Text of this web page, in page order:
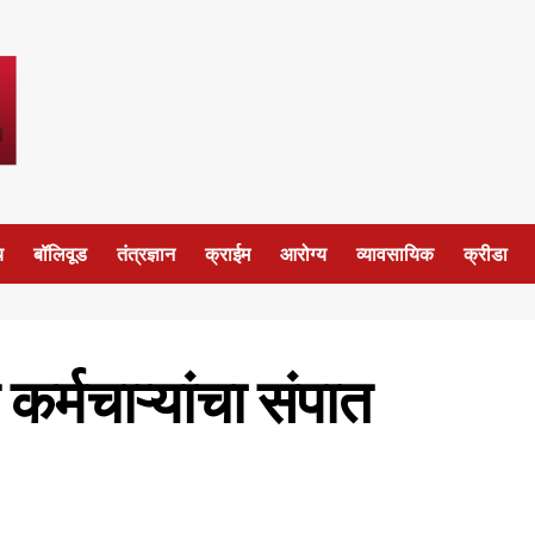
बॉलिवूड तंत्रज्ञान क्राईम आरोग्य व्यावसायिक क्रीडा
संपात